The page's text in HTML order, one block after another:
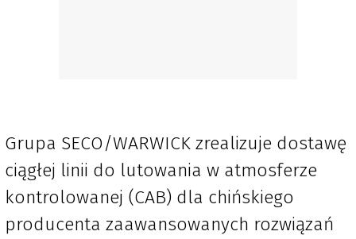
Grupa SECO/WARWICK zrealizuje dostawę
ciągłej linii do lutowania w atmosferze
kontrolowanej (CAB) dla chińskiego
producenta zaawansowanych rozwiązań